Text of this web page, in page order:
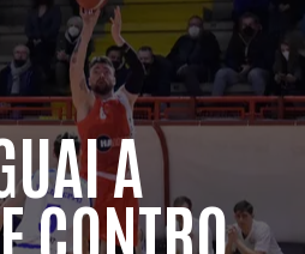
A
CONTRO